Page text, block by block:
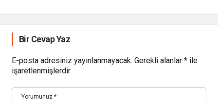
Bir Cevap Yaz
E-posta adresiniz yayınlanmayacak. Gerekli alanlar * ile
işaretlenmişlerdir
Yorumunuz *